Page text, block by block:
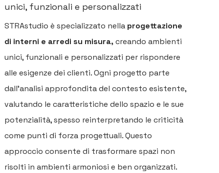
unici, funzionali e personalizzati
STRAstudio è specializzato nella progettazione
di interni e arredi su misura,creando ambienti
unici, funzionali e personalizzati per rispondere
alle esigenze dei clienti. Ogni progetto parte
dall'analisi approfondita del contesto esistente,
valutando le caratteristiche dello spazio e le sue
potenzialità, spesso reinterpretando le criticità
come punti di forza progettuali. Questo
approccio consente di trasformare spazi non
risolti in ambienti armoniosi e ben organizzati.